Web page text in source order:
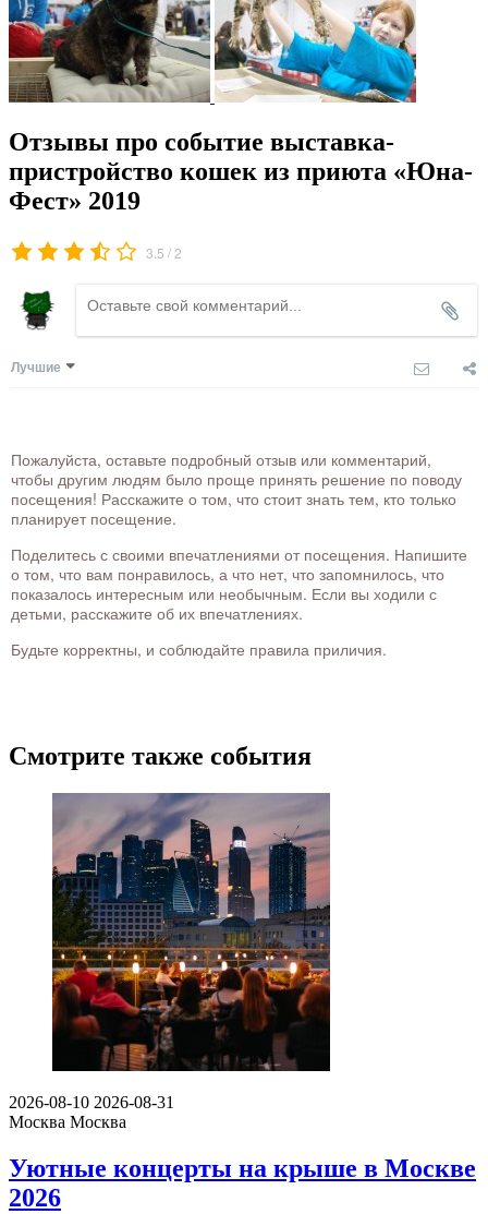
Отзывы про событие выставка-
пристройство кошек из приюта «Юна-
Фест» 2019
3.5 /2
Лучшие
Пожалуйста, оставьте подробный отзыв или комментарий,
чтобы другим людям было проще принять решение по поводу
посещения! Расскажите о том, что стоит знать тем, кто только
планирует посещение.
Поделитесь с своими впечатлениями от посещения. Напишите
о том, что вам понравилось, а что нет, что запомнилось, что
показалось интересным или необычным. Если вы ходили с
детьми, расскажите об их впечатлениях.
Будьте корректны, и соблюдайте правила приличия.
Смотрите также события
2026-08-10 2026-08-31
Москва Москва
Уютные концерты на крыше в Москве
2026